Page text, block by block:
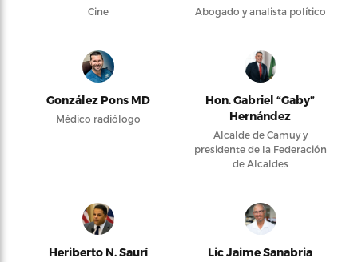
Cine Abogado y analista político
González Pons MD
Médico radiólogo
Hon. Gabriel “Gaby”
Hernández
Alcalde de Camuy y
presidente de la Federación
de Alcaldes
Heriberto N. Saurí Lic Jaime Sanabria